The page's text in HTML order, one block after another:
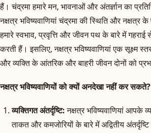
हैं। चंद्रमा हमारे मन, भावनाओं और अंतर्ज्ञान का
नक्षत्र भविष्यवाणियां चंद्रमा की स्थिति और नक्षत्र
हमारे स्वभाव, प्रवृत्ति और जीवन पथ के बारे में गहराई
करती हैं। इसलिए, नक्षत्र भविष्यवाणियां एक सूक्ष्म
और व्यक्ति के आंतरिक और बाहरी जीवन दोनों को
नक्षत्र भविष्यवाणियों को क्यों अनदेखा नहीं कर सकते?
व्यक्तिगत अंतर्दृष्टि:नक्षत्र भविष्यवाणियां आपके
ताकत और कमजोरियों के बारे में अद्वितीय